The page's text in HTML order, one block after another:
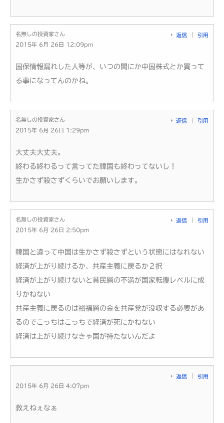
名無しの投資家さん
2015年 6月 26日 12:09pm
返信 引用
国保情報漏れした人等が、いつの間にか中国株式とか買って
る事になってんのかね。
名無しの投資家さん
2015年 6月 26日 1:29pm
返信 引用
大丈夫大丈夫。
終わる終わるって言ってた韓国も終わってないし！
生かさず殺さずくらいでお願いします。
名無しの投資家さん
2015年 6月 26日 2:50pm
返信 引用
韓国と違って中国は生かさず殺さずという状態にはなれない
経済が上がり続けるか、共産主義に戻るか２択
経済が上がり続けないと貧民層の不満が国家転覆レベルに成
りかねない
共産主義に戻るのは裕福層の金を共産党が没収する必要があ
るのでこっちはこっちで経済が死にかねない
経済は上がり続けなきゃ国が持たないんだよ
2015年 6月 26日 4:07pm
返信 引用
救えねぇなぁ